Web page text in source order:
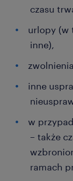
czasu
urlopy (w
inne),
inne
w
– także
ramach